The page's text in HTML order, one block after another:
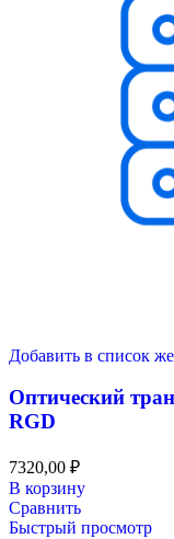
Добавить в список
Оптический
RGD
7320,00 ₽
В корзину
Сравнить
Быстрый просмотр